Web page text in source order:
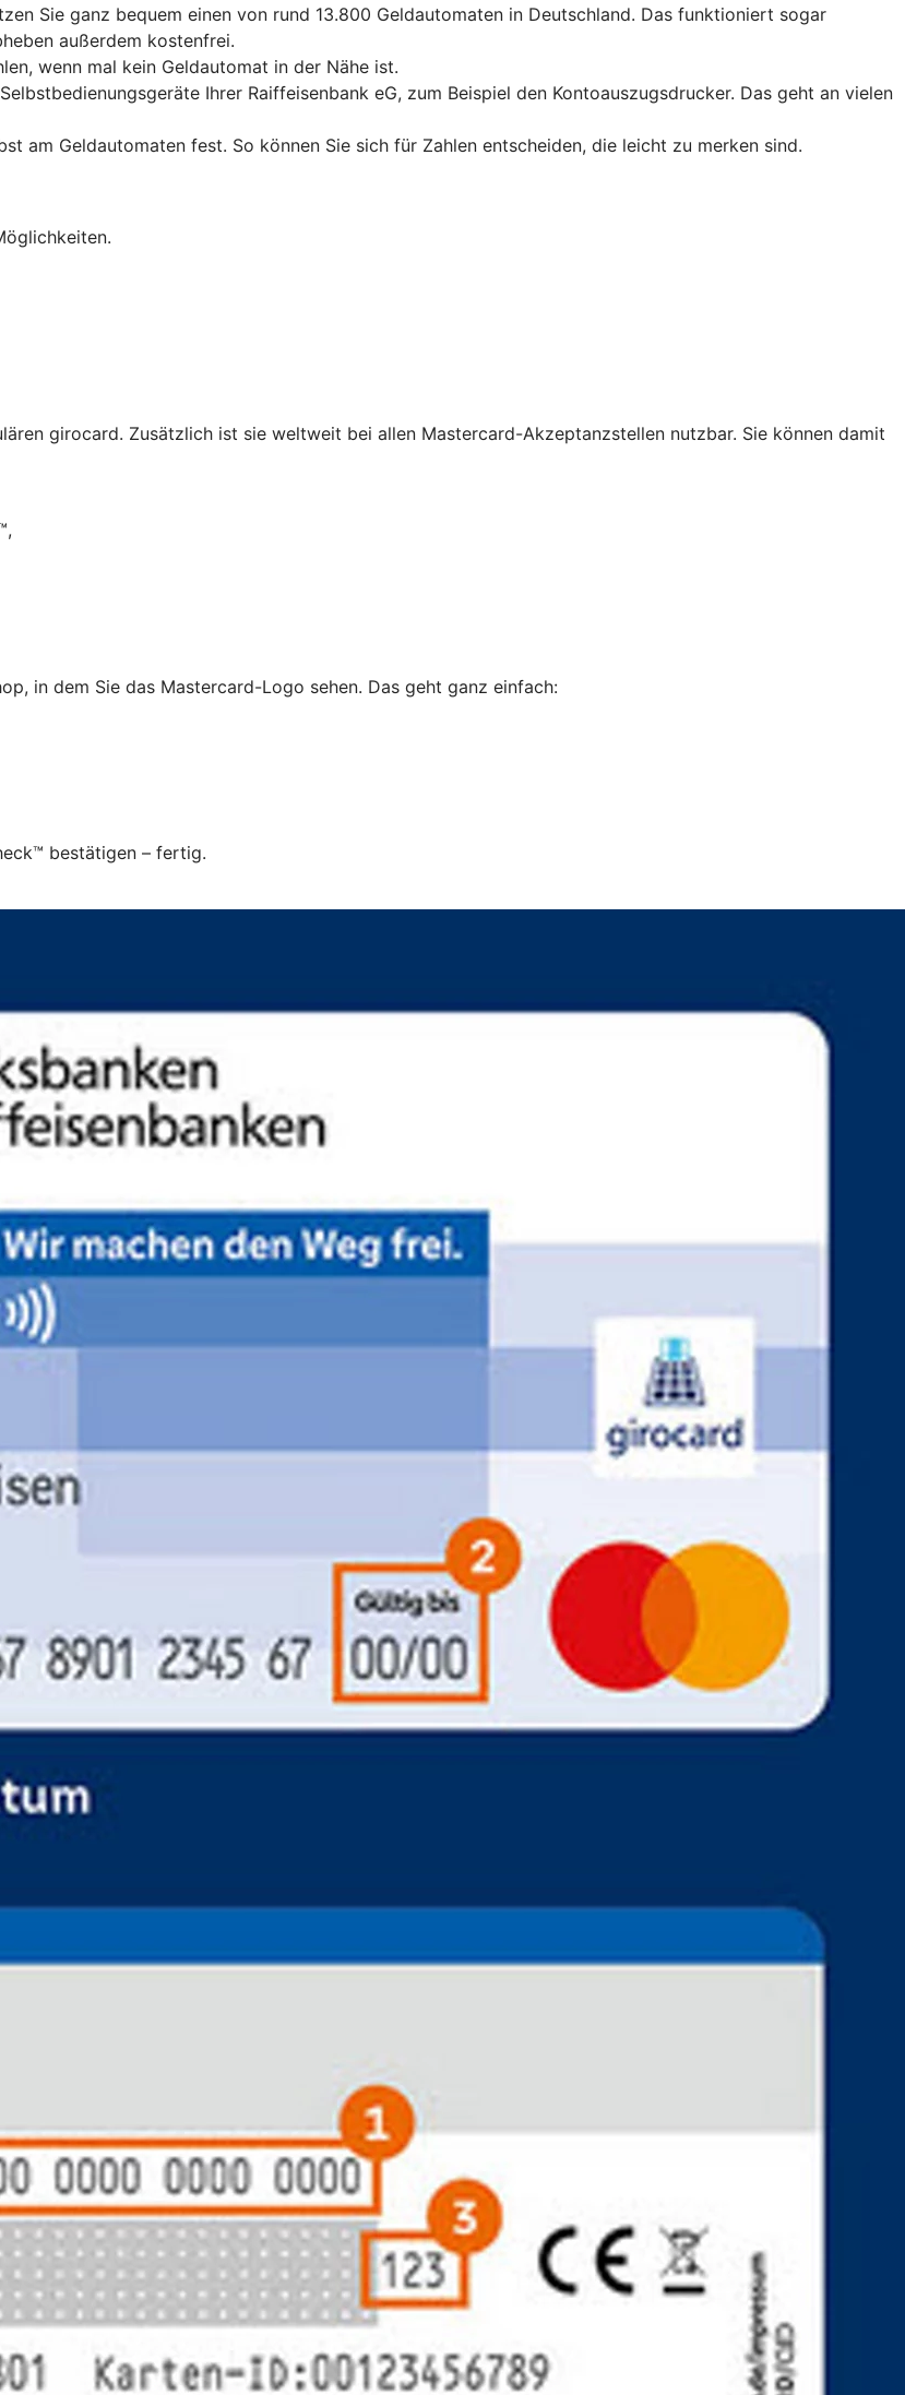
Sie ganz bequem einen von rund 13.800 Geldautomaten in Deutschland. Das funktioniert sogar
außerdem kostenfrei.
wenn mal kein Geldautomat in der Nähe ist.
Ihrer Raiffeisenbank eG, zum Beispiel den Kontoauszugsdrucker. Das geht an vielen
am Geldautomaten fest. So können Sie sich für Zahlen entscheiden, die leicht zu merken sind.
girocard. Zusätzlich ist sie weltweit bei allen Mastercard-Akzeptanzstellen nutzbar. Sie können damit
in dem Sie das Mastercard-Logo sehen. Das geht ganz einfach:
bestätigen – fertig.